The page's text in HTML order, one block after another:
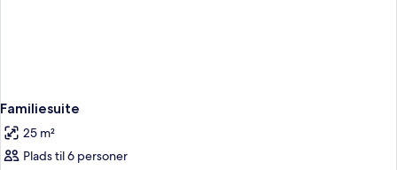
Familiesuite
25 m²
Plads til 6 personer